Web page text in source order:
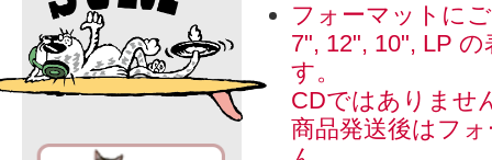
フォーマットに
7", 12", 10", LP
す。
CDではありませ
商品発送後はフ